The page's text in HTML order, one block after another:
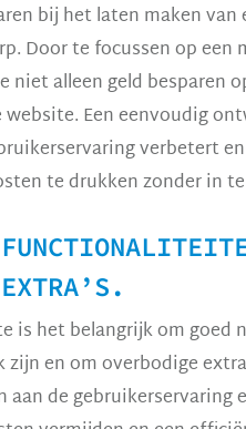
bij het laten maken
Door te focussen op
alleen geld besparen
Een eenvoudig
verbetert
te drukken zonder in
is het belangrijk om goed
en om overbodige
de gebruikerservaring